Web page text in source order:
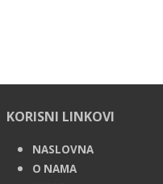
KORISNI LINKOVI
NASLOVNA
O NAMA